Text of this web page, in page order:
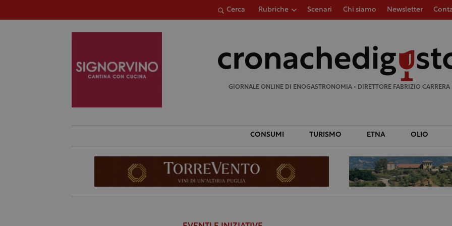
Cerca Rubriche Scenari Chi siamo Newsletter
GIORNALE ONLINE DI ENOGASTRONOMIA • DIRETTORE FABRIZIO CARRERA
CONSUMI TURISMO ETNA OLIO